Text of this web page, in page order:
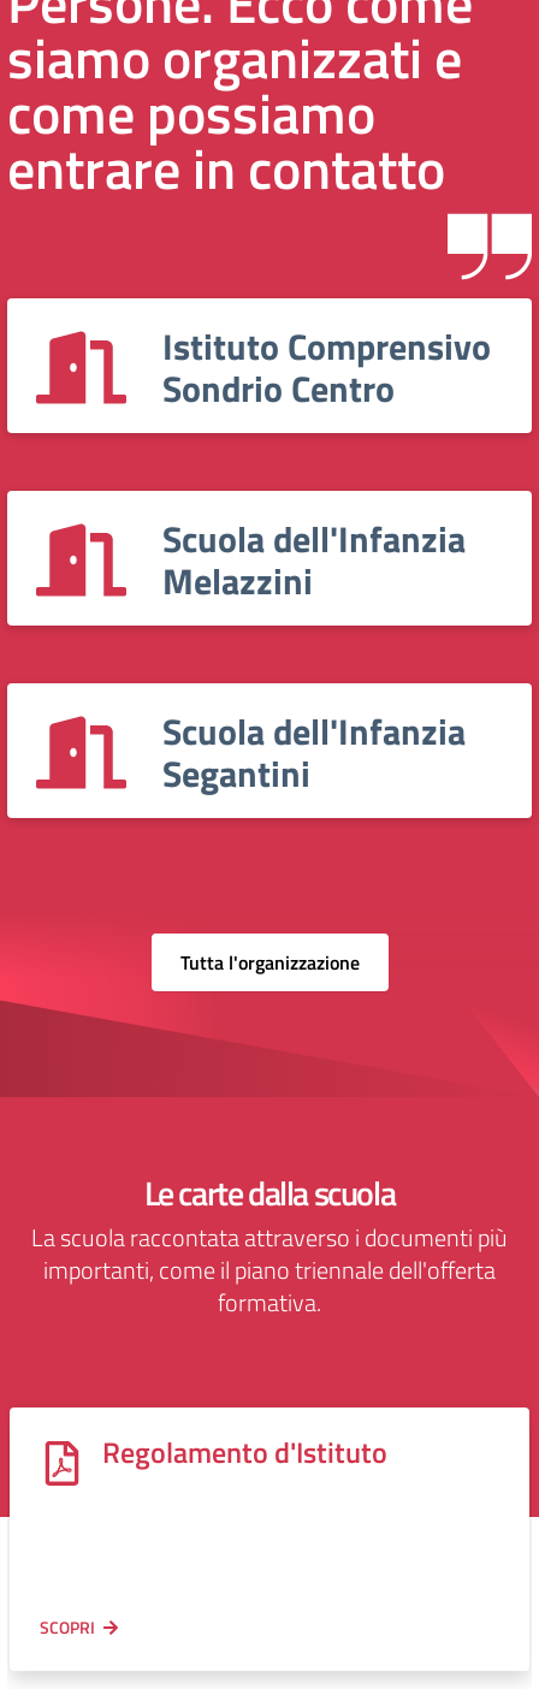
siamo organizzati e
come possiamo
entrare in contatto
Istituto Comprensivo
Sondrio Centro
Scuola dell'Infanzia
Melazzini
Scuola dell'Infanzia
Segantini
Tutta l'organizzazione
Le carte dalla scuola
La scuola raccontata attraverso i documenti più
importanti, come il piano triennale dell'offerta
formativa.
Regolamento d'Istituto
SCOPRI